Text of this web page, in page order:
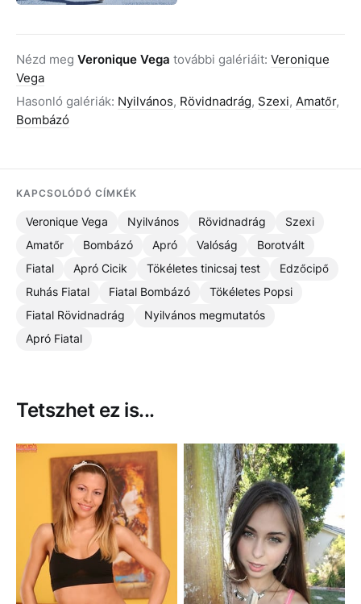
Nézd meg Veronique Vega további galériáit: Veronique
Vega
Hasonló galériák: Nyilvános, Rövidnadrág, Szexi, Amatőr,
Bombázó
KAPCSOLÓDÓ CÍMKÉK
Veronique Vega Nyilvános Rövidnadrág
Szexi
Amatőr
Bombázó Apró Valóság
Borotvált
Fiatal
Apró Cicik Tökéletes tinicsaj test
Edzőcipő
Ruhás Fiatal
Fiatal Bombázó
Tökéletes Popsi
Fiatal Rövidnadrág
Nyilvános megmutatós
Apró Fiatal
Tetszhet ez is...